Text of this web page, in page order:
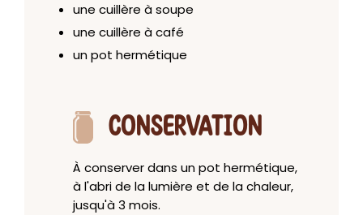
une cuillère à soupe
une cuillère à café
un pot hermétique
CONSERVATION
À conserver dans un pot hermétique,
à l'abri de la lumière et de la chaleur,
jusqu'à 3 mois.